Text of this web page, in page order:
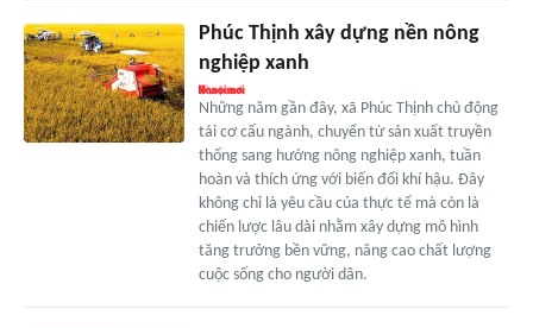
Phúc Thịnh xây dựng nền nông
nghiệp xanh
Những năm gần đây, xã Phúc Thịnh chủ động
tái cơ cấu ngành, chuyển từ sản xuất truyền
thống sang hướng nông nghiệp xanh, tuần
hoàn và thích ứng với biến đổi khí hậu. Đây
không chỉ là yêu cầu của thực tế mà còn là
chiến lược lâu dài nhằm xây dựng mô hình
tăng trưởng bền vững, nâng cao chất lượng
cuộc sống cho người dân.